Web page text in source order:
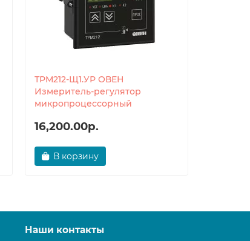
ТРМ212-Щ1.УР ОВЕН
Измеритель-регулятор
микропроцессорный
16,200.00р.
В корзину
Наши контакты